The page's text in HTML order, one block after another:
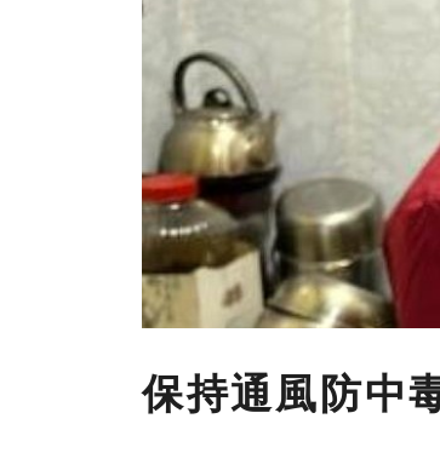
保持通風防中